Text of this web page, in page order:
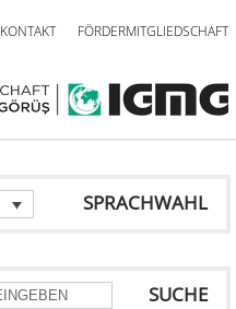
KONTAKT FÖRDERMITGLIEDSCHAFT
SPRACHWAHL
SUCHE